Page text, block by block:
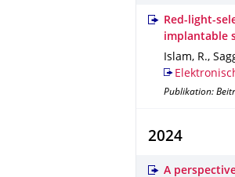
Red-light-
implantable
Islam, R.,
Publikation:
2024
A